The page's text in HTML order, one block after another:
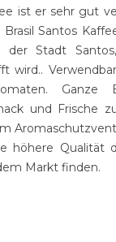
ist er sehr gut
Santos
Stadt
wird..
Ganze
und Frische
höhere Qualität
Markt finden.